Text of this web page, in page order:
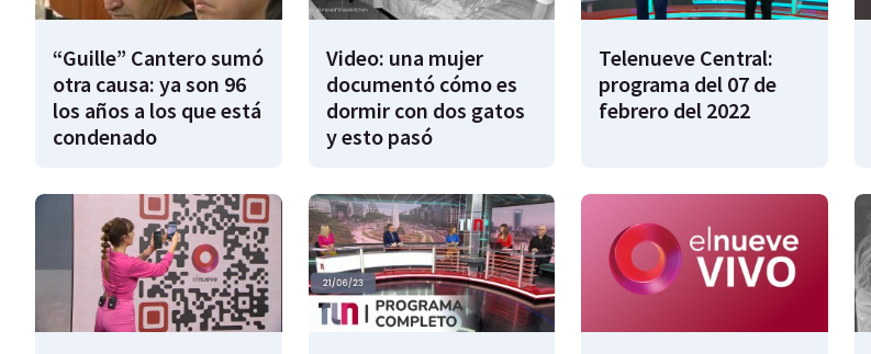
“Guille” Cantero sumó
otra causa: ya son 96
los años a los que está
condenado
Video: una mujer
documentó cómo es
dormir con dos gatos
y esto pasó
Telenueve Central:
programa del 07 de
febrero del 2022